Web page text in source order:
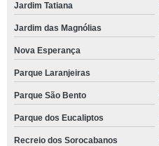
Jardim Tatiana
Jardim das Magnólias
Nova Esperança
Parque Laranjeiras
Parque São Bento
Parque dos Eucaliptos
Recreio dos Sorocabanos